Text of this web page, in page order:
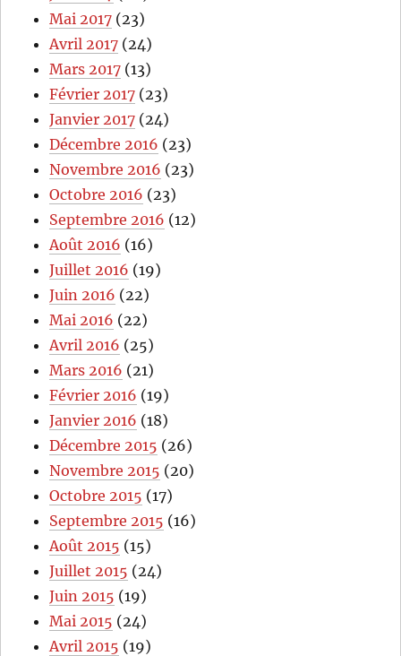
Mai 2017 (23)
Avril 2017 (24)
Mars 2017 (13)
Février 2017 (23)
Janvier 2017 (24)
Décembre 2016 (23)
Novembre 2016 (23)
Octobre 2016 (23)
Septembre 2016 (12)
Août 2016 (16)
Juillet 2016 (19)
Juin 2016 (22)
Mai 2016 (22)
Avril 2016 (25)
Mars 2016 (21)
Février 2016 (19)
Janvier 2016 (18)
Décembre 2015 (26)
Novembre 2015 (20)
Octobre 2015 (17)
Septembre 2015 (16)
Août 2015 (15)
Juillet 2015 (24)
Juin 2015 (19)
Mai 2015 (24)
Avril 2015 (19)